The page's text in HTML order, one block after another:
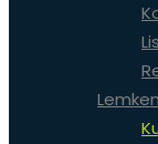
Lemken